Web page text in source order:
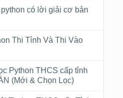
có lời giải cơ bản
Thi Tỉnh Và Thi Vào
Python THCS cấp tỉnh
(Mới & Chọn Lọc)